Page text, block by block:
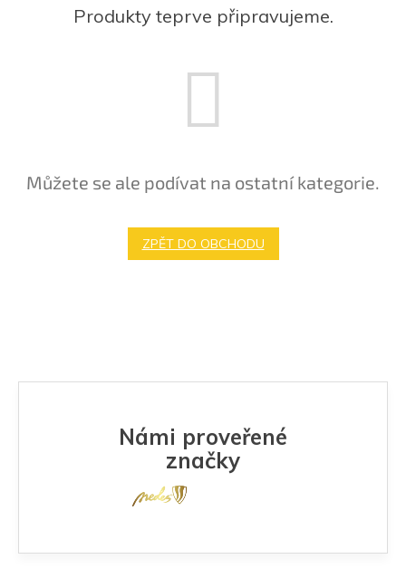
Produkty teprve připravujeme.
Můžete se ale podívat na ostatní kategorie.
ZPĚT DO OBCHODU
Námi proveřené
značky